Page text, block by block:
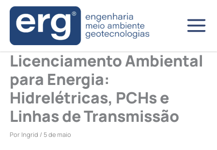
para
conteúdo
Licenciamento Ambiental
para Energia:
Hidrelétricas, PCHs e
Linhas de Transmissão
Por Ingrid / 5 de maio